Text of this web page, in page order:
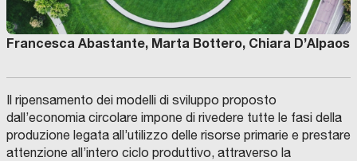
Francesca Abastante, Marta Bottero, Chiara D’Alpaos
Il ripensamento dei modelli di sviluppo proposto
dall’economia circolare impone di rivedere tutte le fasi della
produzione legata all’utilizzo delle risorse primarie e prestare
attenzione all’intero ciclo produttivo, attraverso la